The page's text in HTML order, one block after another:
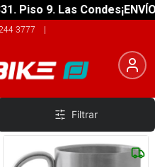
9. Las Condes¡ENVÍO
3777 |
Filtrar